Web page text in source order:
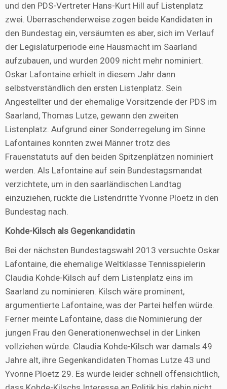
und den PDS-Vertreter Hans-Kurt Hill auf Listenplatz
zwei. Überraschenderweise zogen beide Kandidaten in
den Bundestag ein, versäumten es aber, sich im Verlauf
der Legislaturperiode eine Hausmacht im Saarland
aufzubauen, und wurden 2009 nicht mehr nominiert.
Oskar Lafontaine erhielt in diesem Jahr dann
selbstverständlich den ersten Listenplatz. Sein
Angestellter und der ehemalige Vorsitzende der PDS im
Saarland, Thomas Lutze, gewann den zweiten
Listenplatz. Aufgrund einer Sonderregelung im Sinne
Lafontaines konnten zwei Männer trotz des
Frauenstatuts auf den beiden Spitzenplätzen nominiert
werden. Als Lafontaine auf sein Bundestagsmandat
verzichtete, um in den saarländischen Landtag
einzuziehen, rückte die Listendritte Yvonne Ploetz in den
Bundestag nach.
Kohde-Kilsch als Gegenkandidatin
Bei der nächsten Bundestagswahl 2013 versuchte Oskar
Lafontaine, die ehemalige Weltklasse Tennisspielerin
Claudia Kohde-Kilsch auf dem Listenplatz eins im
Saarland zu nominieren. Kilsch wäre prominent,
argumentierte Lafontaine, was der Partei helfen würde.
Ferner meinte Lafontaine, dass die Nominierung der
jungen Frau den Generationenwechsel in der Linken
vollziehen würde. Claudia Kohde-Kilsch war damals 49
Jahre alt, ihre Gegenkandidaten Thomas Lutze 43 und
Yvonne Ploetz 29. Es wurde leider schnell offensichtlich,